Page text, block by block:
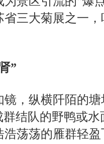
省三大菊展之一
”
，纵横阡陌的塘
结队的野鸭或
浩荡荡的雁群轻